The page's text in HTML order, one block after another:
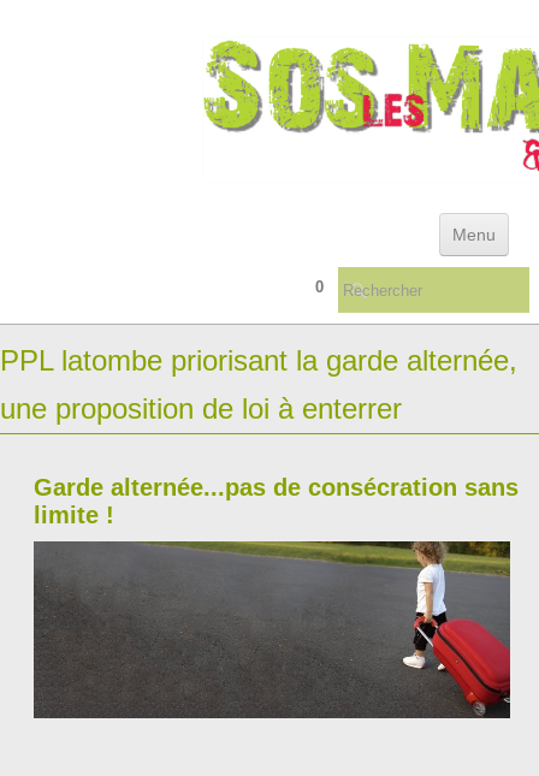
Menu
ACTUALITÉS & ARCHIVES
REFERENTIEL DES DEFAILLANCES INSTITUTIONNELLES
LIVRES/TÉMOIGNAGES
0
PPL latombe priorisant la garde alternée,
une proposition de loi à enterrer
Garde alternée...pas de consécration sans
limite !